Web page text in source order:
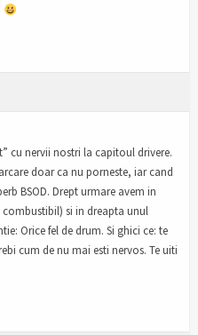
cu nervii nostri la capitoul drivere.
doar ca nu porneste, iar cand
BSOD. Drept urmare avem in
si in dreapta unul
Orice fel de drum. Si ghici ce: te
cum de nu mai esti nervos. Te uiti